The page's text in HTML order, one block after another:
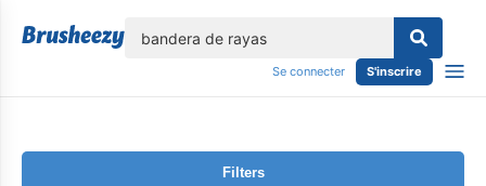
Se connecter S'inscrire
Filters